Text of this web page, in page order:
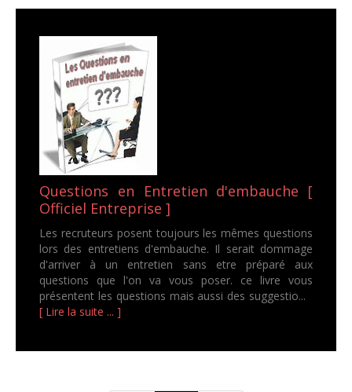
Questions en Entretien d'embauche [
Officiel Entreprise ]
Les recruteurs posent toujours les mêmes questions
lors des entretiens d'embauche. Il serait dommage
d'arriver à un entretien sans etre préparé aux
questions que l'on va vous poser. ce livre vous
présentent les questions mais aussi des suggestio...
[ Lire la suite ... ]